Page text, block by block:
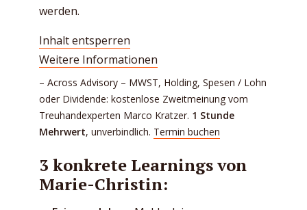
werden.
Inhalt entsperren
Weitere Informationen
– Across Advisory – MWST, Holding, Spesen / Lohn
oder Dividende: kostenlose Zweitmeinung vom
Treuhandexperten Marco Kratzer. 1 Stunde
Mehrwert, unverbindlich. ⁠Termin buchen
3 konkrete Learnings von
Marie-Christin: